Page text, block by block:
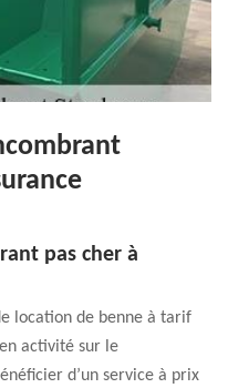
pas cher à
location de benne à tarif
activité sur le
d’un service à prix